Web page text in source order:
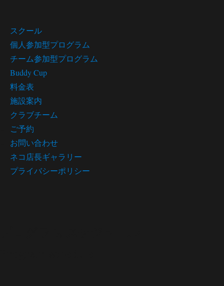
スクール
個人参加型プログラム
チーム参加型プログラム
Buddy Cup
料金表
施設案内
クラブチーム
ご予約
お問い合わせ
ネコ店長ギャラリー
プライバシーポリシー